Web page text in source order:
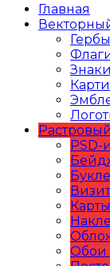
Главная
Гербы
Знаки
PSD-
Карты
Обои